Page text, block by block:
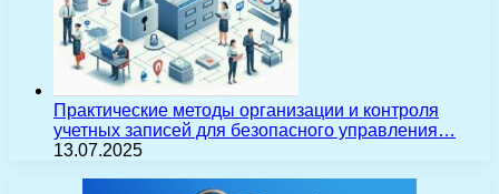
Практические методы организации и контроля
учетных записей для безопасного управления…
13.07.2025